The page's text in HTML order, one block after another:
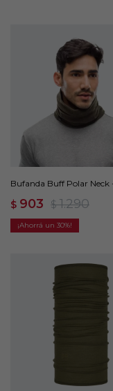
Bufanda Buff Polar Neck
$ 903 $ 1.290
30